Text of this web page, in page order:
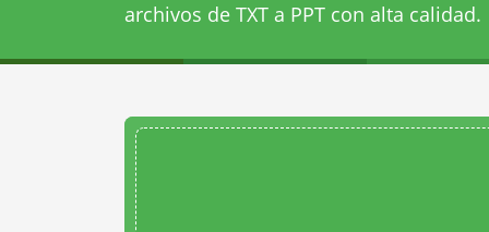
archivos de TXT a PPT con alta calidad.